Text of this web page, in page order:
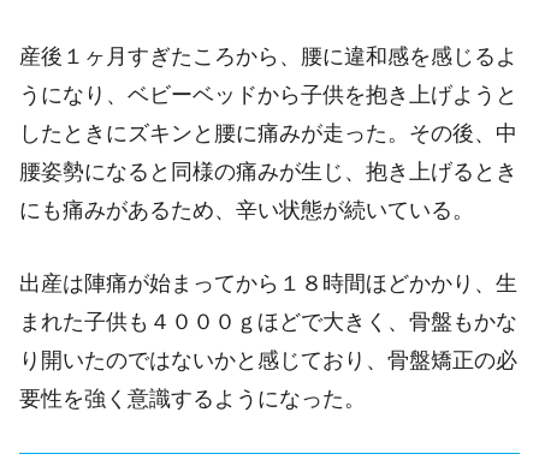
産後１ヶ月すぎたころから、腰に違和感を感じるよ
うになり、ベビーベッドから子供を抱き上げようと
したときにズキンと腰に痛みが走った。その後、中
腰姿勢になると同様の痛みが生じ、抱き上げるとき
にも痛みがあるため、辛い状態が続いている。
出産は陣痛が始まってから１８時間ほどかかり、生
まれた子供も４０００ｇほどで大きく、骨盤もかな
り開いたのではないかと感じており、骨盤矯正の必
要性を強く意識するようになった。